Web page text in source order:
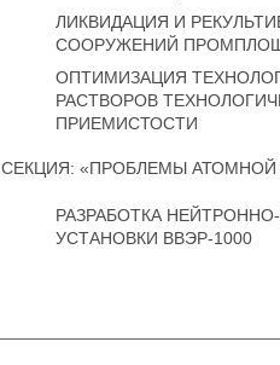
ЛИКВИДАЦИЯ И
СООРУЖЕНИЙ
ОПТИМИЗАЦИЯ
РАСТВОРОВ
ПРИЕМИСТОСТИ
СЕКЦИЯ: «ПРОБЛЕМЫ
РАЗРАБОТКА
УСТАНОВКИ ВВЭР-1000